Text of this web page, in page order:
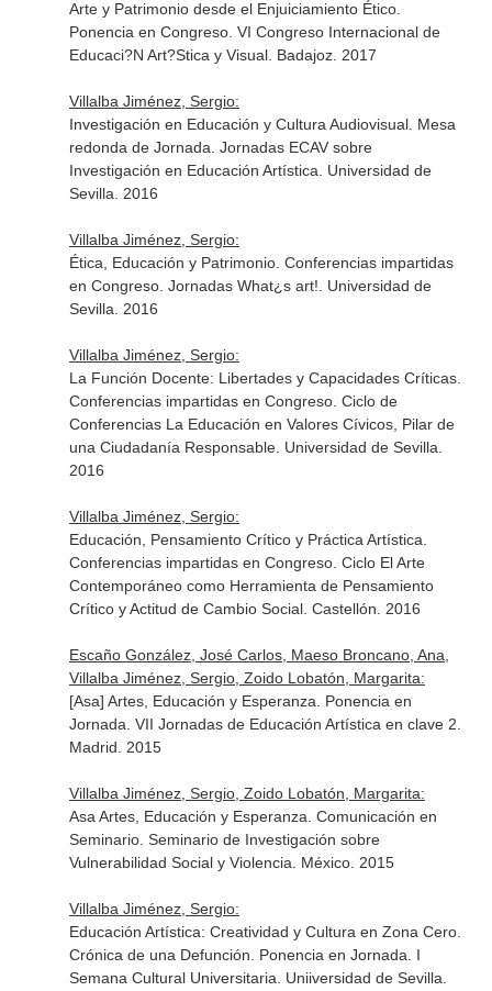
Arte y Patrimonio desde el Enjuiciamiento Ético.
Ponencia en Congreso. VI Congreso Internacional de
Educaci?N Art?Stica y Visual. Badajoz. 2017
Villalba Jiménez, Sergio:
Investigación en Educación y Cultura Audiovisual. Mesa
redonda de Jornada. Jornadas ECAV sobre
Investigación en Educación Artística. Universidad de
Sevilla. 2016
Villalba Jiménez, Sergio:
Ética, Educación y Patrimonio. Conferencias impartidas
en Congreso. Jornadas What¿s art!. Universidad de
Sevilla. 2016
Villalba Jiménez, Sergio:
La Función Docente: Libertades y Capacidades Críticas.
Conferencias impartidas en Congreso. Ciclo de
Conferencias La Educación en Valores Cívicos, Pilar de
una Ciudadanía Responsable. Universidad de Sevilla.
2016
Villalba Jiménez, Sergio:
Educación, Pensamiento Crítico y Práctica Artística.
Conferencias impartidas en Congreso. Ciclo El Arte
Contemporáneo como Herramienta de Pensamiento
Crítico y Actitud de Cambio Social. Castellón. 2016
Escaño González, José Carlos, Maeso Broncano, Ana,
Villalba Jiménez, Sergio, Zoido Lobatón, Margarita:
[Asa] Artes, Educación y Esperanza. Ponencia en
Jornada. VII Jornadas de Educación Artística en clave 2.
Madrid. 2015
Villalba Jiménez, Sergio, Zoido Lobatón, Margarita:
Asa Artes, Educación y Esperanza. Comunicación en
Seminario. Seminario de Investigación sobre
Vulnerabilidad Social y Violencia. México. 2015
Villalba Jiménez, Sergio:
Educación Artística: Creatividad y Cultura en Zona Cero.
Crónica de una Defunción. Ponencia en Jornada. I
Semana Cultural Universitaria. Uniiversidad de Sevilla.